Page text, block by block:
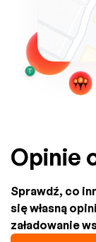
Opinie
Sprawdź, co
się własną
załadowanie